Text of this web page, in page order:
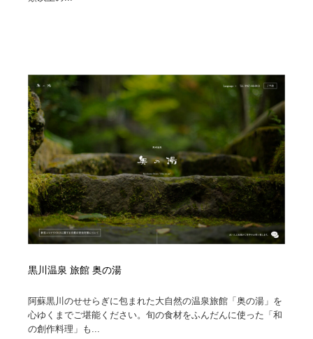
黒川温泉 旅館 奥の湯
阿蘇黒川のせせらぎに包まれた大自然の温泉旅館「奥の湯」を
心ゆくまでご堪能ください。旬の食材をふんだんに使った「和
の創作料理」も...